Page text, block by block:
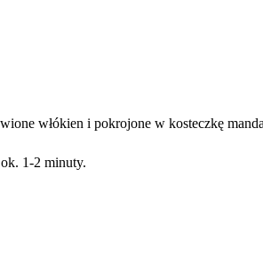
włókien i pokrojone w kosteczkę
1-2 minuty.